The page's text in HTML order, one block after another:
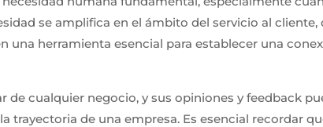
se amplifica en el ámbito del servicio al
una herramienta esencial para establecer una
de cualquier negocio, y sus opiniones y feedback
trayectoria de una empresa. Es esencial recordar